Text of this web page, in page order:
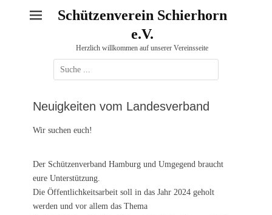
Schützenverein Schierhorn
e.V.
Herzlich willkommen auf unserer Vereinsseite
Suche
nach:
Neuigkeiten vom Landesverband
Wir suchen euch!
Der Schützenverband Hamburg und Umgegend braucht
eure Unterstützung.
Die Öffentlichkeitsarbeit soll in das Jahr 2024 geholt
werden und vor allem das Thema